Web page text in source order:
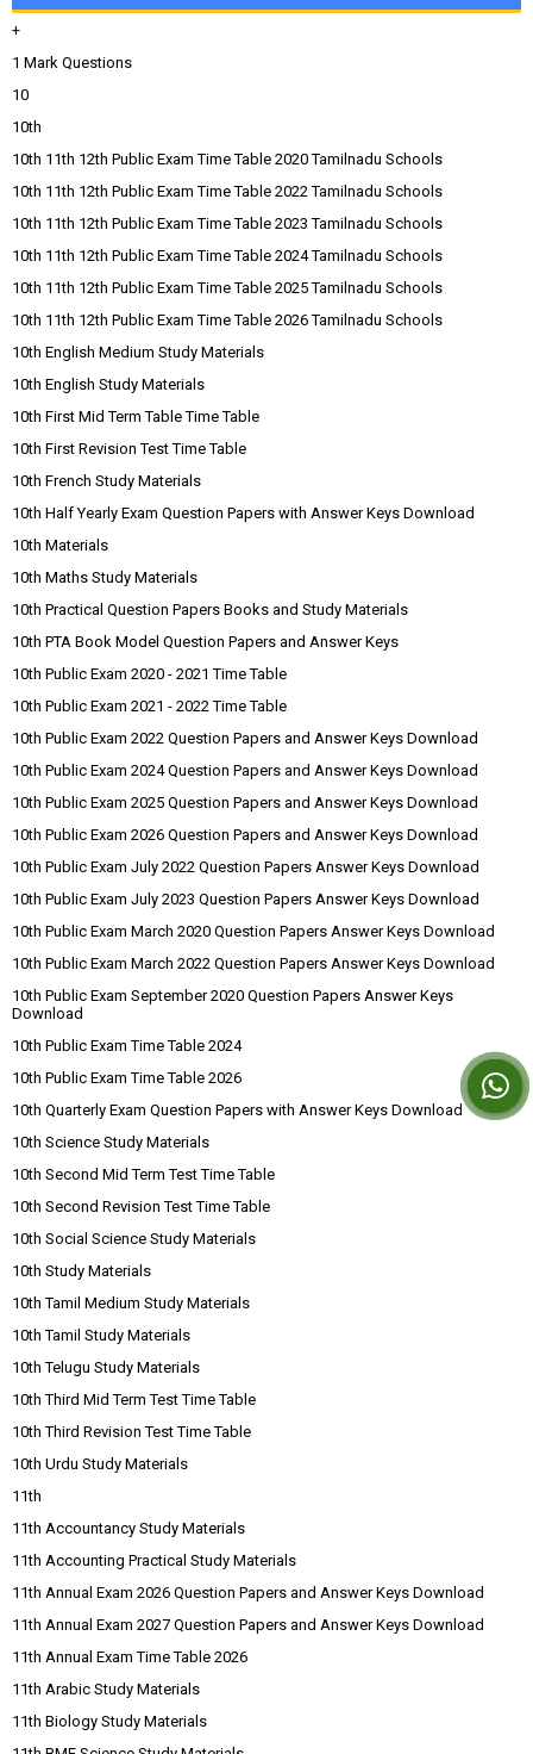
+
1 Mark Questions
10
10th
10th 11th 12th Public Exam Time Table 2020 Tamilnadu Schools
10th 11th 12th Public Exam Time Table 2022 Tamilnadu Schools
10th 11th 12th Public Exam Time Table 2023 Tamilnadu Schools
10th 11th 12th Public Exam Time Table 2024 Tamilnadu Schools
10th 11th 12th Public Exam Time Table 2025 Tamilnadu Schools
10th 11th 12th Public Exam Time Table 2026 Tamilnadu Schools
10th English Medium Study Materials
10th English Study Materials
10th First Mid Term Table Time Table
10th First Revision Test Time Table
10th French Study Materials
10th Half Yearly Exam Question Papers with Answer Keys Download
10th Materials
10th Maths Study Materials
10th Practical Question Papers Books and Study Materials
10th PTA Book Model Question Papers and Answer Keys
10th Public Exam 2020 - 2021 Time Table
10th Public Exam 2021 - 2022 Time Table
10th Public Exam 2022 Question Papers and Answer Keys Download
10th Public Exam 2024 Question Papers and Answer Keys Download
10th Public Exam 2025 Question Papers and Answer Keys Download
10th Public Exam 2026 Question Papers and Answer Keys Download
10th Public Exam July 2022 Question Papers Answer Keys Download
10th Public Exam July 2023 Question Papers Answer Keys Download
10th Public Exam March 2020 Question Papers Answer Keys Download
10th Public Exam March 2022 Question Papers Answer Keys Download
10th Public Exam September 2020 Question Papers Answer Keys
Download
10th Public Exam Time Table 2024
10th Public Exam Time Table 2026
10th Quarterly Exam Question Papers with Answer Keys Download
10th Science Study Materials
10th Second Mid Term Test Time Table
10th Second Revision Test Time Table
10th Social Science Study Materials
10th Study Materials
10th Tamil Medium Study Materials
10th Tamil Study Materials
10th Telugu Study Materials
10th Third Mid Term Test Time Table
10th Third Revision Test Time Table
10th Urdu Study Materials
11th
11th Accountancy Study Materials
11th Accounting Practical Study Materials
11th Annual Exam 2026 Question Papers and Answer Keys Download
11th Annual Exam 2027 Question Papers and Answer Keys Download
11th Annual Exam Time Table 2026
11th Arabic Study Materials
11th Biology Study Materials